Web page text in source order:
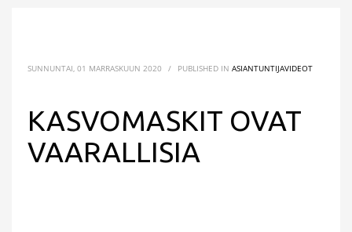
SUNNUNTAI, 01 MARRASKUUN 2020 / PUBLISHED IN ASIANTUNTIJAVIDEOT
KASVOMASKIT OVAT
VAARALLISIA